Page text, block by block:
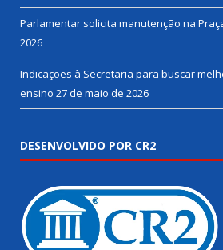
Parlamentar solicita manutenção na
2026
Indicações à Secretaria para buscar
ensino 27 de maio de 2026
DESENVOLVIDO POR CR2